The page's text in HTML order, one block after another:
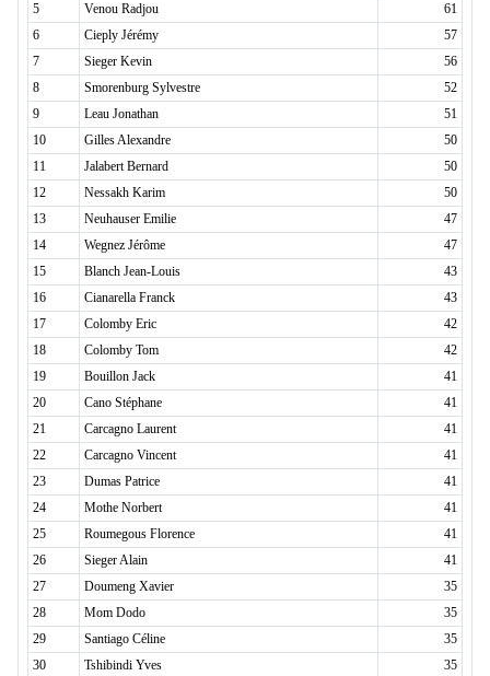
5
Venou Radjou
61
6
Cieply Jérémy
57
7
Sieger Kevin
56
8
Smorenburg Sylvestre
52
9
Leau Jonathan
51
10
Gilles Alexandre
50
11
Jalabert Bernard
50
12
Nessakh Karim
50
13
Neuhauser Emilie
47
14
Wegnez Jérôme
47
15
Blanch Jean-Louis
43
16
Cianarella Franck
43
17
Colomby Eric
42
18
Colomby Tom
42
19
Bouillon Jack
41
20
Cano Stéphane
41
21
Carcagno Laurent
41
22
Carcagno Vincent
41
23
Dumas Patrice
41
24
Mothe Norbert
41
25
Roumegous Florence
41
26
Sieger Alain
41
27
Doumeng Xavier
35
28
Mom Dodo
35
29
Santiago Céline
35
30
Tshibindi Yves 35